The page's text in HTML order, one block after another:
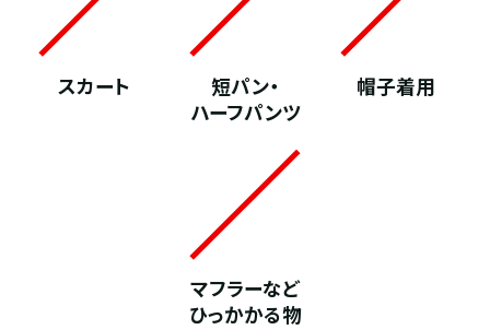
スカート
短パン・
ハーフパンツ
帽子着用
マフラーなど
ひっかかる物